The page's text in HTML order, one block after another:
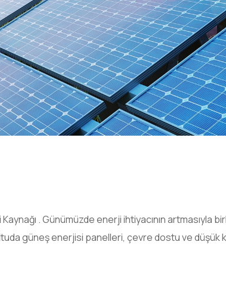
. Günümüzde enerji ihtiyacının artmasıyla
güneş enerjisi panelleri, çevre dostu ve düşük